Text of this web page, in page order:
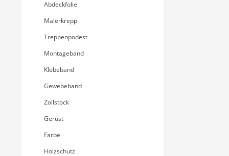
Abdeckfolie
Malerkrepp
Treppenpodest
Montageband
Klebeband
Gewebeband
Zollstock
Gerüst
Farbe
Holzschutz